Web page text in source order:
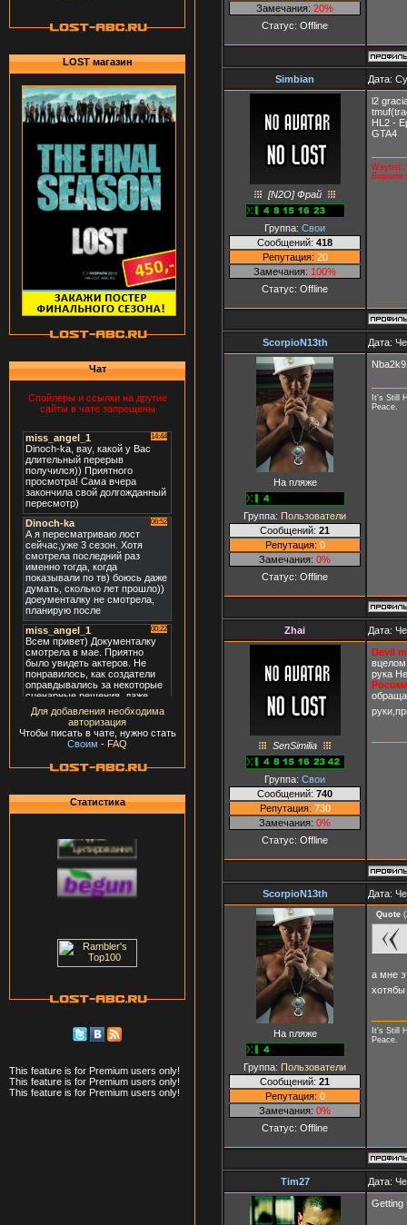
LOST магазин
Чат
Спойлеры и ссылки на другие
сайты в чате запрещены
Для добавления необходима
авторизация
Чтобы писать в чате, нужно стать
Своим - FAQ
Статистика
This feature is for Premium users only!
This feature is for Premium users only!
This feature is for Premium users only!
Замечания: 20%
Статус: Offline
Simbian Дата:
[N2O] Фрай
Группа: Свои
Сообщений: 418
Репутация: 20
Замечания: 100%
Статус: Offline
l2
HL2 -
GTA4
Waytrel
Верните
ScorpioN13th Дата:
На пляже
Группа: Пользователи
Сообщений: 21
Репутация: 0
Замечания: 0%
Статус: Offline
It's Still
Peace.
Zhai Дата:
SenSimilia
Группа: Свои
Сообщений: 740
Репутация: 730
Замечания: 0%
Статус: Offline
Devil
вцелом
рука
ScorpioN13th Дата:
На пляже
Группа: Пользователи
Сообщений: 21
Репутация: 0
Замечания: 0%
Статус: Offline
Quote (
а мне
It's Still
Peace.
Tim27 Дата:
Getting